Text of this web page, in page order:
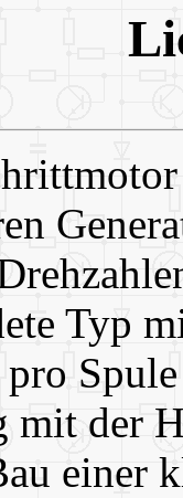
Typ
mit der
einer